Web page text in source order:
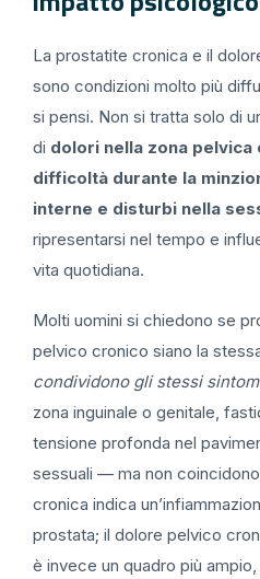
La prostatite cronica e il
sono condizioni molto più
si pensi. Non si tratta solo di
di dolori nella zona
difficoltà durante la
interne e disturbi nella
ripresentarsi nel tempo e
vita quotidiana.
Molti uomini si chiedono se
pelvico cronico siano la
condividono gli stessi
zona inguinale o genitale,
tensione profonda nel
sessuali — ma non
cronica indica
prostata; il dolore pelvico
è invece un quadro più